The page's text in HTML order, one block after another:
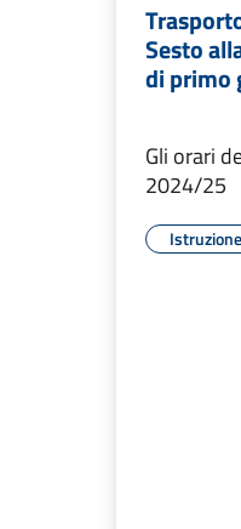
Sesto
di primo
Gli orari
2024/25
Istruzione